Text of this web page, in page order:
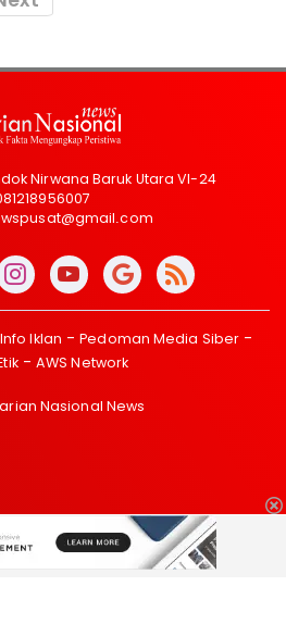
Nirwana Baruk Utara VI-24
Info Iklan
Pedoman Media Siber
AWS Network
Nasional News